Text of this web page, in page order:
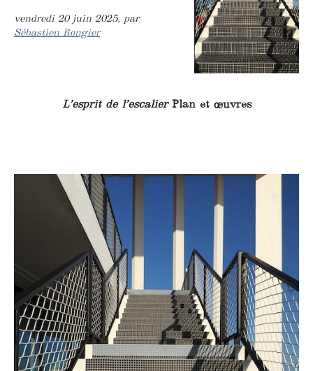
vendredi 20 juin 2025, par
Sébastien Rongier
L’esprit de l’escalierPlan et œuvres